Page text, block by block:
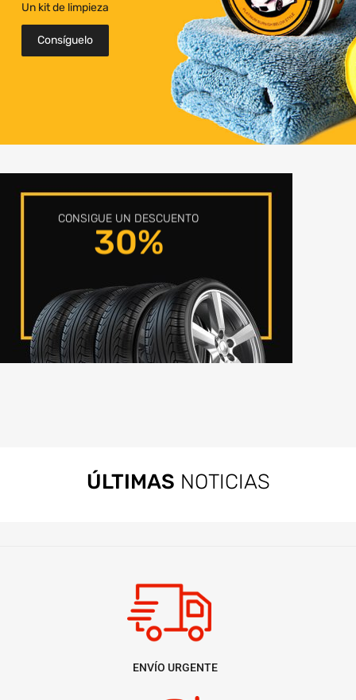
Un kit de limpieza
Consíguelo
CONSIGUE UN DESCUENTO
30%
ÚLTIMAS NOTICIAS
ENVÍO URGENTE